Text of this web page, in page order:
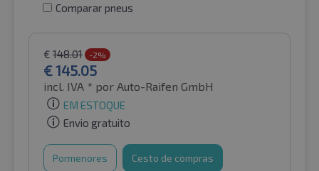
Comparar pneus
€ 148.01 -2%
€145.05
incl. IVA * por Auto-Raifen GmbH
EM ESTOQUE
Envio gratuito
Pormenores Cesto de compras